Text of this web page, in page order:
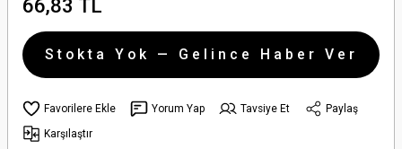
66,83 TL
Stokta Yok — Gelince Haber Ver
Yorum Yap Tavsiye Et
Paylaş
Karşılaştır